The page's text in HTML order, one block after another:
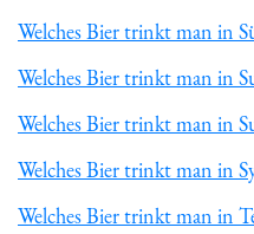
Welches Bier trinkt man in
Welches Bier trinkt man in
Welches Bier trinkt man in
Welches Bier trinkt man in
Welches Bier trinkt man in